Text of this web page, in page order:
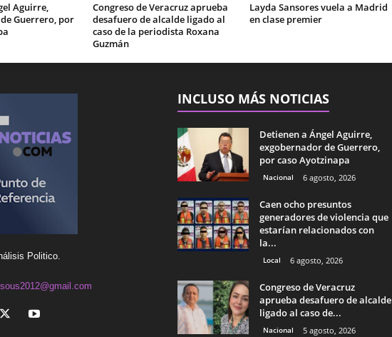
Aguirre,
Guerrero, por
Congreso de Veracruz aprueba
desafuero de alcalde ligado al
caso de la periodista Roxana
Guzmán
Layda Sansores vuela a Madrid
en clase premier
Politico.
INCLUSO MÁS NOTICIAS
Detienen a Ángel Aguirre,
exgobernador de Guerrero,
por caso Ayotzinapa
Nacional 6 agosto, 2026
Caen ocho presuntos
generadores de violencia que
estarían relacionados con
la...
Local 6 agosto, 2026
Congreso de Veracruz
aprueba desafuero de alcalde
ligado al caso de...
Nacional 5 agosto, 2026